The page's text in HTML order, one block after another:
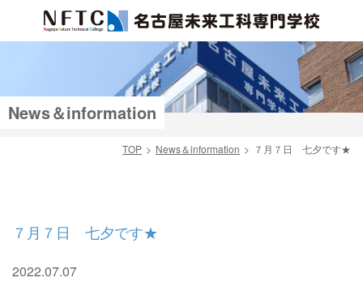
News＆information
TOP News＆information ７月７日 七夕です★
７月７日 七夕です★
2022.07.07